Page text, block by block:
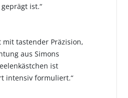
ist.“
mit tastender Präzision,
aus Simons
ist
intensiv formuliert.“